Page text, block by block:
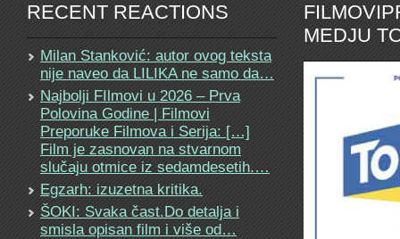
RECENT REACTIONS
Milan Stanković: autor ovog teksta
nije naveo da LILIKA ne samo da…
Najbolji FIlmovi u 2026 – Prva
Polovina Godine | Filmovi
Preporuke Filmova i Serija: […]
Film je zasnovan na stvarnom
slučaju otmice iz sedamdesetih.…
Egzarh: izuzetna kritika.
ŠOKI: Svaka čast.Do detalja i
smisla opisan film i više od…
MEDJU